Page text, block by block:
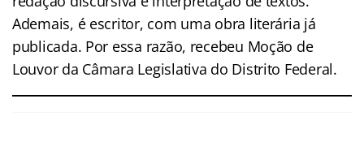
Ademais, é escritor, com uma obra literária já
publicada. Por essa razão, recebeu Moção de
Louvor da Câmara Legislativa do Distrito Federal.